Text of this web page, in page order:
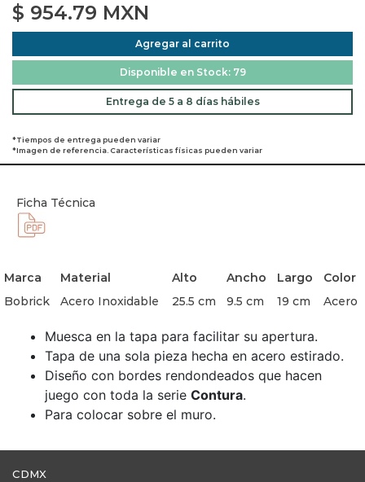
$ 954.79 MXN
Agregar al carrito
Disponible en Stock: 79
Entrega de 5 a 8 días hábiles
*Tiempos de entrega pueden variar
*Imagen de referencia. Características físicas pueden variar
Ficha Técnica
Marca Material Alto Ancho Largo
Color
Bobrick
Acero Inoxidable 25.5 cm 9.5 cm 19 cm Acero
Muesca en la tapa para facilitar su apertura.
Tapa de una sola pieza hecha en acero estirado.
Diseño con bordes rendondeados que hacen
juego con toda la serie Contura.
Para colocar sobre el muro.
CDMX